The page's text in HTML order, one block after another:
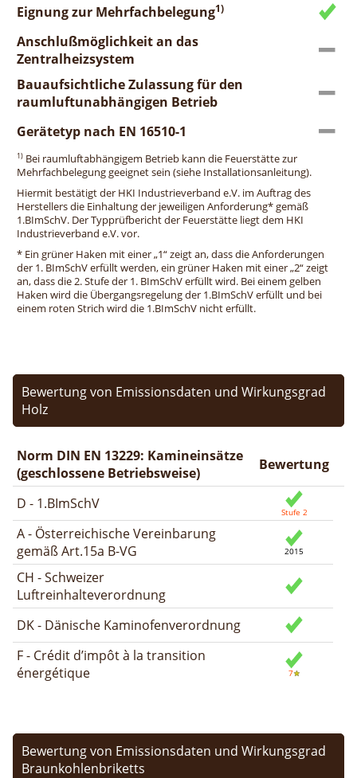
Eignung zur Mehrfachbelegung1)
Anschlußmöglichkeit an das
Zentralheizsystem
Bauaufsichtliche Zulassung für den
raumluftunabhängigen Betrieb
Gerätetyp nach EN 16510-1
1) Bei raumluftabhängigem Betrieb kann die Feuerstätte zur
Mehrfachbelegung geeignet sein (siehe Installationsanleitung).
Hiermit bestätigt der HKI Industrieverband e.V. im Auftrag des
Herstellers die Einhaltung der jeweiligen Anforderung* gemäß
1.BImSchV. Der Typprüfbericht der Feuerstätte liegt dem HKI
Industrieverband e.V. vor.
* Ein grüner Haken mit einer „1“ zeigt an, dass die Anforderungen
der 1. BImSchV erfüllt werden, ein grüner Haken mit einer „2“ zeigt
an, dass die 2. Stufe der 1. BImSchV erfüllt wird. Bei einem gelben
Haken wird die Übergangsregelung der 1.BImSchV erfüllt und bei
einem roten Strich wird die 1.BImSchV nicht erfüllt.
Bewertung von Emissionsdaten und Wirkungsgrad
Holz
Norm DIN EN 13229: Kamineinsätze
(geschlossene Betriebsweise)
Bewertung
D - 1.BImSchV
A - Österreichische Vereinbarung
gemäß Art.15a B-VG
CH - Schweizer
Luftreinhalteverordnung
DK - Dänische Kaminofenverordnung
F - Crédit d’impôt à la transition
énergétique
Bewertung von Emissionsdaten und Wirkungsgrad
Braunkohlenbriketts